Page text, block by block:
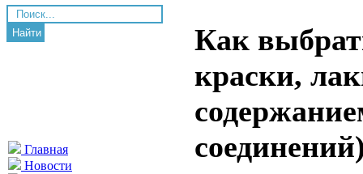
Найти
Главная
Новости
Как
краски,